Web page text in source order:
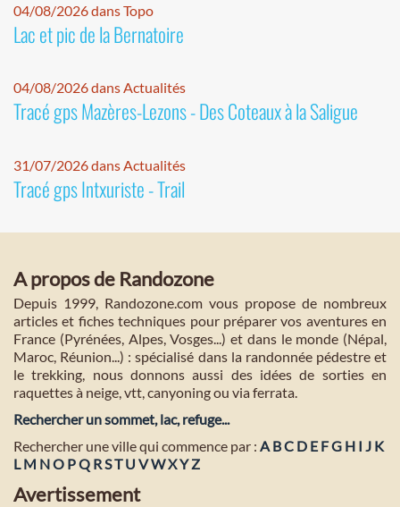
04/08/2026 dans Topo
Lac et pic de la Bernatoire
04/08/2026 dans Actualités
Tracé gps Mazères-Lezons - Des Coteaux à la Saligue
31/07/2026 dans Actualités
Tracé gps Intxuriste - Trail
A propos de Randozone
Depuis 1999, Randozone.com vous propose de nombreux
articles et fiches techniques pour préparer vos aventures en
France (Pyrénées, Alpes, Vosges...) et dans le monde (Népal,
Maroc, Réunion...) : spécialisé dans la randonnée pédestre et
le trekking, nous donnons aussi des idées de sorties en
raquettes à neige, vtt, canyoning ou via ferrata.
Rechercher un sommet, lac, refuge...
Rechercher une ville qui commence par : A BC D E FG H I J K
L M NO PQ RST U VWXYZ
Avertissement